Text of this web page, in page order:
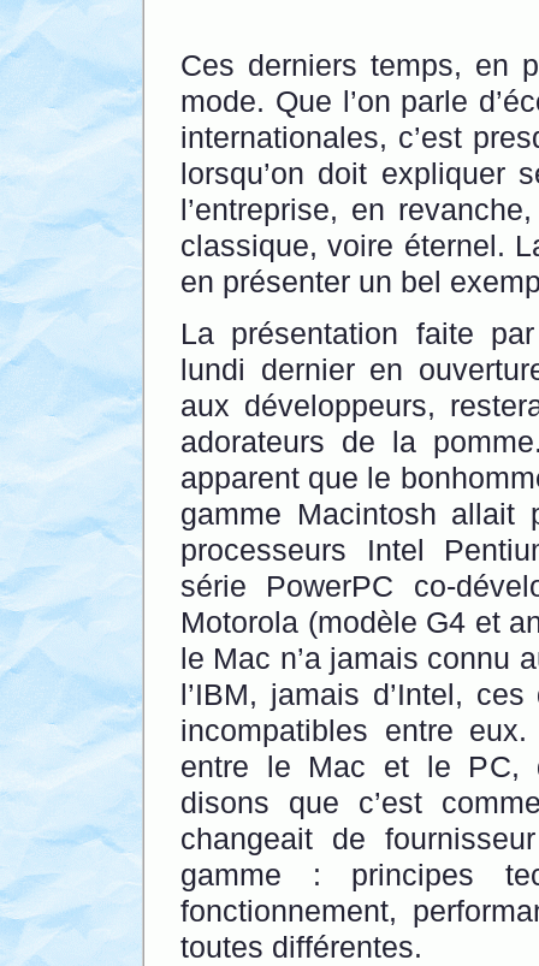
Ces derniers temps, en
mode. Que l’on parle
internationales, c’est
lorsqu’on doit expliquer
l’entreprise, en
classique, voire éternel.
en présenter un bel
La présentation faite
lundi dernier en
aux développeurs,
adorateurs de la
apparent que le
gamme Macintosh allait
processeurs Intel
série PowerPC co-
Motorola (modèle G4 et
le Mac n’a jamais connu
l’IBM, jamais d’Intel,
incompatibles entre
entre le Mac et le PC,
disons que c’est
changeait de
gamme : principes
fonctionnement,
toutes différentes.